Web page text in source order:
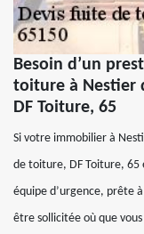
Besoin d’un
toiture à Nestier
DF Toiture, 65
Si votre immobilier à
de toiture, DF Toiture, 65
équipe d’urgence, prête
être sollicitée où que